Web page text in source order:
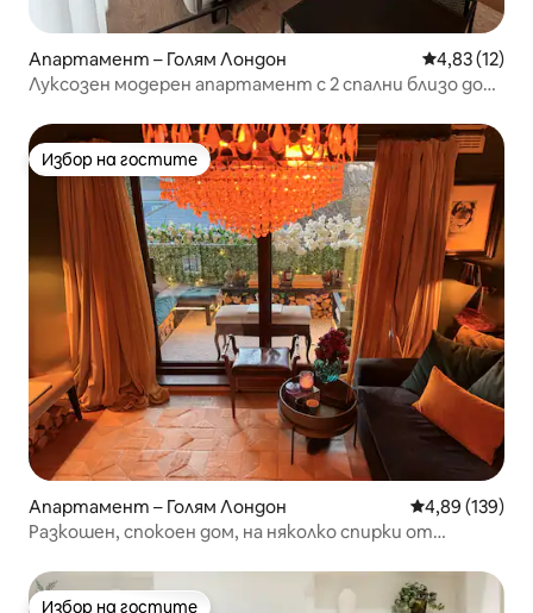
Апартамент – Голям Лондон Средна
4,83 (12)
Луксозен модерен апартамент с 2 спални близо до
Избор на гостите
Избор на гостите
Апартамент – Голям Лондон Средна
4,89 (139)
Разкошен, спокоен дом, на няколко спирки от
Избор на гостите